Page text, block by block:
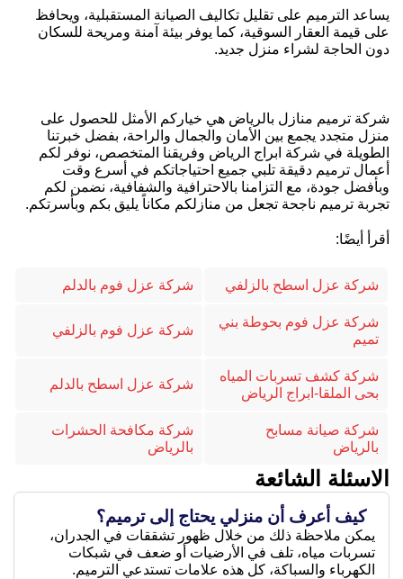
يساعد الترميم على تقليل تكاليف الصيانة المستقبلية، ويحافظ
على قيمة العقار السوقية، كما يوفر بيئة آمنة ومريحة للسكان
دون الحاجة لشراء منزل جديد.
شركة ترميم منازل بالرياض هي خياركم الأمثل للحصول على
منزل متجدد يجمع بين الأمان والجمال والراحة، بفضل خبرتنا
الطويلة في شركة ابراج الرياض وفريقنا المتخصص، نوفر لكم
أعمال ترميم دقيقة تلبي جميع احتياجاتكم في أسرع وقت
وبأفضل جودة، مع التزامنا بالاحترافية والشفافية، نضمن لكم
تجربة ترميم ناجحة تجعل من منازلكم مكاناً يليق بكم وبأسرتكم.
أقرأ أيضًا:
شركة عزل اسطح بالزلفي شركة عزل فوم بالدلم
شركة عزل فوم بحوطة بني
تميم
شركة عزل فوم بالزلفي
شركة كشف تسربات المياه
بحى الملقا-ابراج الرياض
شركة عزل اسطح بالدلم
شركة صيانة مسابح
بالرياض
شركة مكافحة الحشرات
بالرياض
الاسئلة الشائعة
كيف أعرف أن منزلي يحتاج إلى ترميم؟
يمكن ملاحظة ذلك من خلال ظهور تشققات في الجدران،
تسربات مياه، تلف في الأرضيات أو ضعف في شبكات
الكهرباء والسباكة، كل هذه علامات تستدعي الترميم.